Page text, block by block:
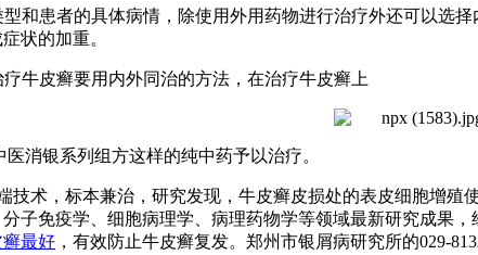
和患者的具体病情，除使用外用药物进行治疗外还可以选
状的加重。
牛皮癣要用内外同治的方法，在治疗牛皮癣上
消银系列组方这样的纯中药予以治疗。
术，标本兼治，研究发现，牛皮癣皮损处的表皮细胞增殖
子免疫学、细胞病理学、病理药物学等领域最新研究成果
最好 ，有效防止牛皮癣复发。郑州市银屑病研究所的029-